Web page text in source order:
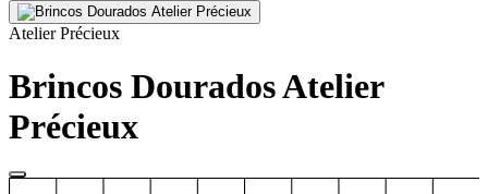
Atelier Précieux
Brincos Dourados Atelier
Précieux